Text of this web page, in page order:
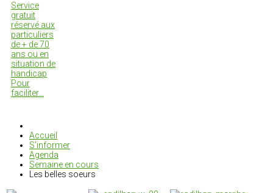
Service
gratuit
réservé aux
particuliers
de + de 70
ans ou en
situation de
handicap
Pour
faciliter…
Accueil
S'informer
Agenda
Semaine en cours
Les belles soeurs